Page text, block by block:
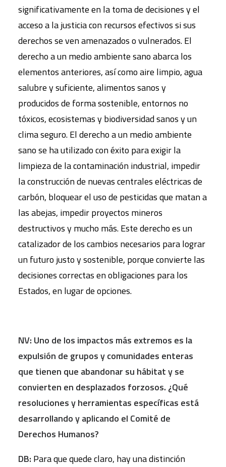
significativamente en la toma de decisiones y el
acceso a la justicia con recursos efectivos si sus
derechos se ven amenazados o vulnerados. El
derecho a un medio ambiente sano abarca los
elementos anteriores, así como aire limpio, agua
salubre y suficiente, alimentos sanos y
producidos de forma sostenible, entornos no
tóxicos, ecosistemas y biodiversidad sanos y un
clima seguro. El derecho a un medio ambiente
sano se ha utilizado con éxito para exigir la
limpieza de la contaminación industrial, impedir
la construcción de nuevas centrales eléctricas de
carbón, bloquear el uso de pesticidas que matan a
las abejas, impedir proyectos mineros
destructivos y mucho más. Este derecho es un
catalizador de los cambios necesarios para lograr
un futuro justo y sostenible, porque convierte las
decisiones correctas en obligaciones para los
Estados, en lugar de opciones.
NV: Uno de los impactos más extremos es la
expulsión de grupos y comunidades enteras
que tienen que abandonar su hábitat y se
convierten en desplazados forzosos. ¿Qué
resoluciones y herramientas específicas está
desarrollando y aplicando el Comité de
Derechos Humanos?
DB: Para que quede claro, hay una distinción